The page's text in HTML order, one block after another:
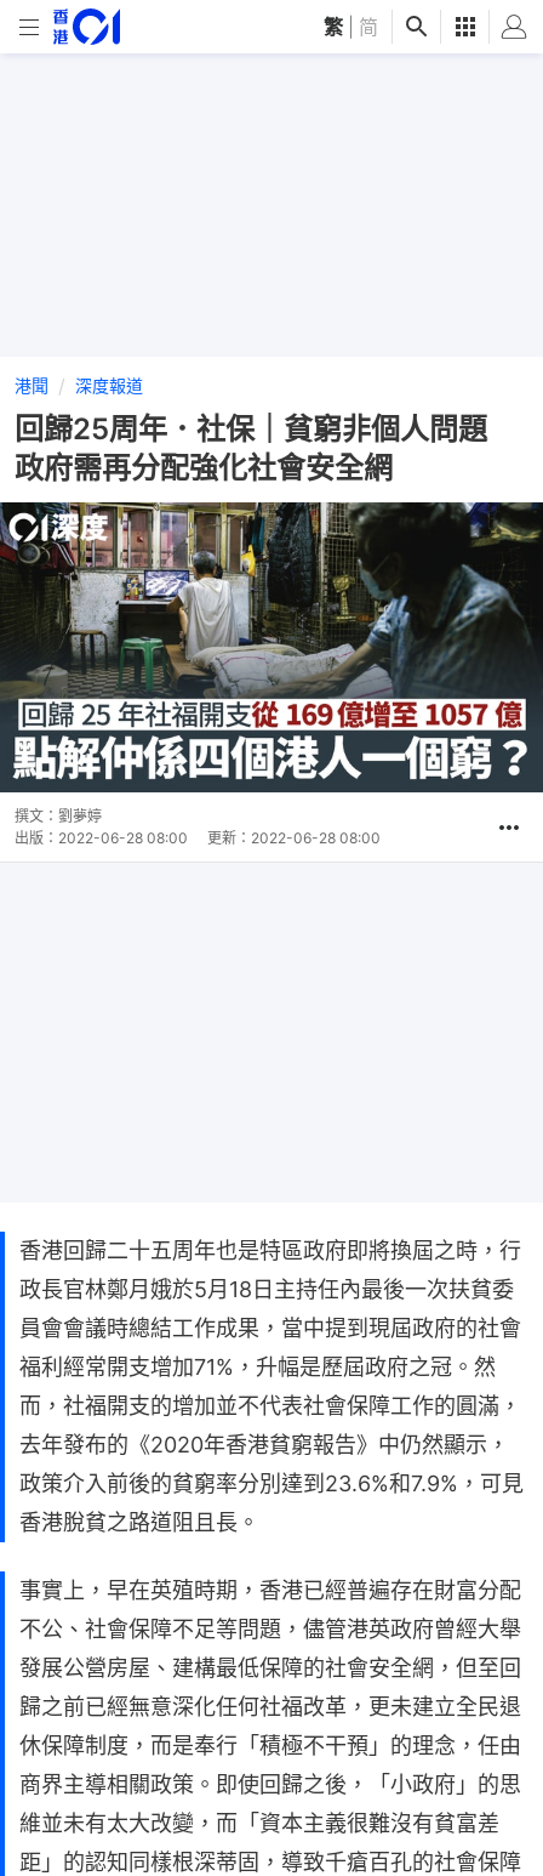
繁 简
港聞 深度報道
回歸25周年．社保｜貧窮非個人問題
政府需再分配強化社會安全網
撰文： 劉夢婷
出版： 2022-06-28 08:00 更新： 2022-06-28 08:00
香港回歸二十五周年也是特區政府即將換屆之時，行
政長官林鄭月娥於5月18日主持任內最後一次扶貧委
員會會議時總結工作成果，當中提到現屆政府的社會
福利經常開支增加71%，升幅是歷屆政府之冠。然
而，社福開支的增加並不代表社會保障工作的圓滿，
去年發布的《2020年香港貧窮報告》中仍然顯示，
政策介入前後的貧窮率分別達到23.6%和7.9%，可見
香港脫貧之路道阻且長。
事實上，早在英殖時期，香港已經普遍存在財富分配
不公、社會保障不足等問題，儘管港英政府曾經大舉
發展公營房屋、建構最低保障的社會安全網，但至回
歸之前已經無意深化任何社福改革，更未建立全民退
休保障制度，而是奉行「積極不干預」的理念，任由
商界主導相關政策。即使回歸之後，「小政府」的思
維並未有太大改變，而「資本主義很難沒有貧富差
距」的認知同樣根深蒂固，導致千瘡百孔的社會保障